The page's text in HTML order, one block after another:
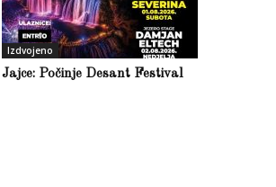
Izdvojeno
Jajce: Počinje Desant Festival